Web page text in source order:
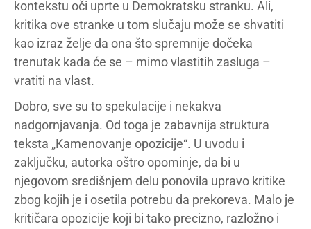
kontekstu oči uprte u Demokratsku stranku. Ali,
kritika ove stranke u tom slučaju može se shvatiti
kao izraz želje da ona što spremnije dočeka
trenutak kada će se – mimo vlastitih zasluga –
vratiti na vlast.
Dobro, sve su to spekulacije i nekakva
nadgornjavanja. Od toga je zabavnija struktura
teksta „Kamenovanje opozicije“. U uvodu i
zaključku, autorka oštro opominje, da bi u
njegovom središnjem delu ponovila upravo kritike
zbog kojih je i osetila potrebu da prekoreva. Malo je
kritičara opozicije koji bi tako precizno, razložno i